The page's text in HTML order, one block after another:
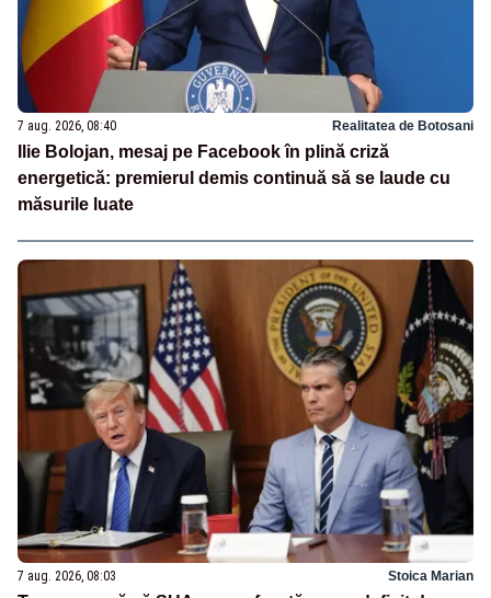
7 aug. 2026, 08:40 Realitatea de Botosani
Ilie Bolojan, mesaj pe Facebook în plină criză
energetică: premierul demis continuă să se laude cu
măsurile luate
7 aug. 2026, 08:03 Stoica Marian